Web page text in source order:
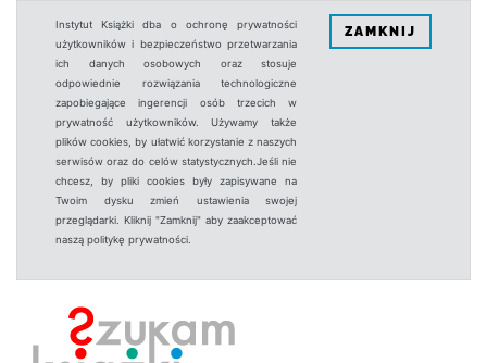
Instytut Książki dba o ochronę prywatności
użytkowników i bezpieczeństwo przetwarzania
ich danych osobowych oraz stosuje
odpowiednie rozwiązania technologiczne
zapobiegające ingerencji osób trzecich w
prywatność użytkowników. Używamy także
plików cookies, by ułatwić korzystanie z naszych
serwisów oraz do celów statystycznych.Jeśli nie
chcesz, by pliki cookies były zapisywane na
Twoim dysku zmień ustawienia swojej
przeglądarki. Kliknij "Zamknij" aby zaakceptować
naszą politykę prywatności.
ZAMKNIJ